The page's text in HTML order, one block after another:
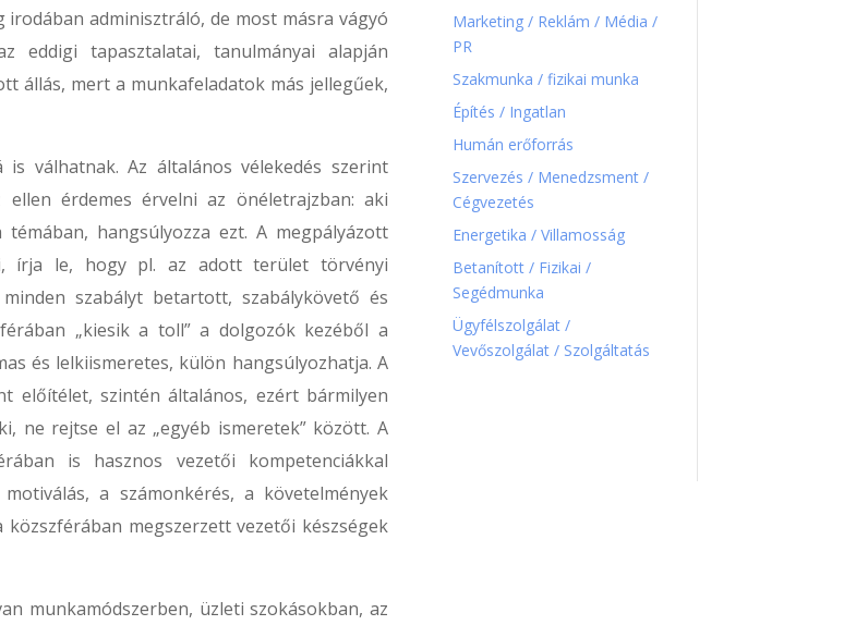
adminisztráló, de most másra vágyó
eddigi tapasztalatai, tanulmányai alapján
állás, mert a munkafeladatok más jellegűek,
válhatnak. Az általános vélekedés szerint
érdemes érvelni az önéletrajzban: aki
hangsúlyozza ezt. A megpályázott
írja le, hogy pl. az adott terület törvényi
szabályt betartott, szabálykövető és
„kiesik a toll” a dolgozók kezéből a
és lelkiismeretes, külön hangsúlyozhatja. A
előítélet, szintén általános, ezért bármilyen
ne rejtse el az „egyéb ismeretek” között. A
is hasznos vezetői kompetenciákkal
a számonkérés, a követelmények
megszerzett vezetői készségek
munkamódszerben, üzleti szokásokban, az
Marketing / Reklám / Média /
PR
Szakmunka / fizikai munka
Építés / Ingatlan
Humán erőforrás
Szervezés / Menedzsment /
Cégvezetés
Energetika / Villamosság
Betanított / Fizikai /
Segédmunka
Ügyfélszolgálat /
Vevőszolgálat / Szolgáltatás